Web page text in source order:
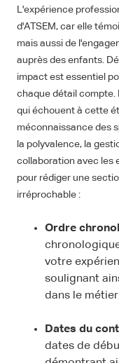
L'expérience
d'ATSEM, car elle
mais aussi de
auprès des enfants.
impact est essentiel
chaque détail compte.
qui échouent à cette
méconnaissance des
la polyvalence, la
collaboration avec les
pour rédiger une
irréprochable :
Ordre
votre
soulignant
dans le
Dates du
dates de